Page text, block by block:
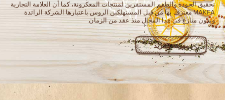
تحقيق الجودة والطعم المستقرين لمنتجات المعكرونة، كما أن العلامة التجارية
MAKFA معترف بها من قبل المستهلكين الروس باعتبارها الشركة الرائدة
وبدون منازع في هذا المجال منذ عقد من الزمان.
معرفة المزيد